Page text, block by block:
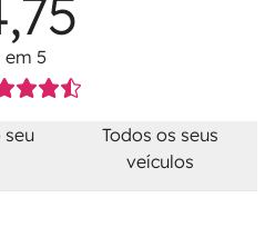
em 5
seu
Todos os seus
veículos